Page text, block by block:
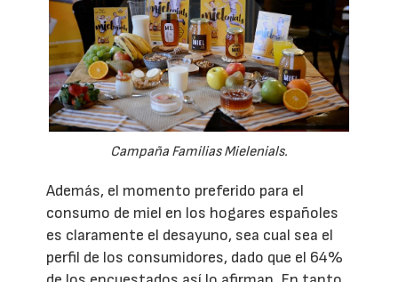
Campaña Familias Mielenials.
Además, el momento preferido para el
consumo de miel en los hogares españoles
es claramente el desayuno, sea cual sea el
perfil de los consumidores, dado que el 64%